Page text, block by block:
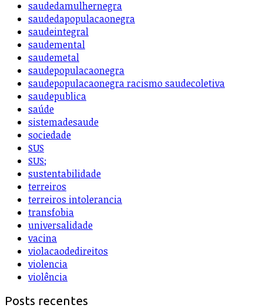
saudedamulhernegra
saudedapopulacaonegra
saudeintegral
saudemental
saudemetal
saudepopulacaonegra
saudepopulacaonegra racismo saudecoletiva
saudepublica
saúde
sistemadesaude
sociedade
SUS
SUS;
sustentabilidade
terreiros
terreiros intolerancia
transfobia
universalidade
vacina
violacaodedireitos
violencia
violência
Posts recentes